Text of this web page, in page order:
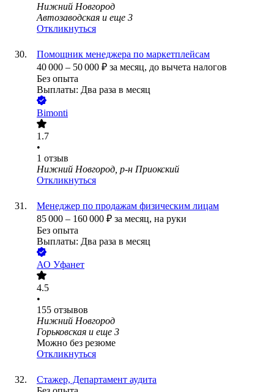
Нижний Новгород
Автозаводская и еще 3
Откликнуться
Помощник менеджера по маркетплейсам
40 000 – 50 000 ₽ за месяц, до вычета налогов
Без опыта
Выплаты: Два раза в месяц
Bimonti
1.7
•
1 отзыв
Нижний Новгород, р-н Приокский
Откликнуться
Менеджер по продажам физическим лицам
85 000 – 160 000 ₽ за месяц, на руки
Без опыта
Выплаты: Два раза в месяц
АО Уфанет
4.5
•
155 отзывов
Нижний Новгород
Горьковская и еще 3
Можно без резюме
Откликнуться
Стажер, Департамент аудита